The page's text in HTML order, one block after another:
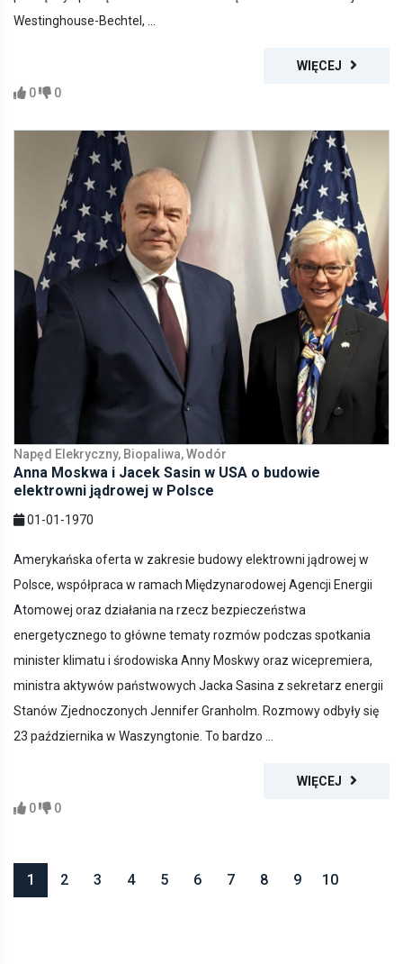
Westinghouse-Bechtel, ...
WIĘCEJ
0
0
Napęd Elekryczny, Biopaliwa, Wodór
Anna Moskwa i Jacek Sasin w USA o budowie
elektrowni jądrowej w Polsce
01-01-1970
Amerykańska oferta w zakresie budowy elektrowni jądrowej w
Polsce, współpraca w ramach Międzynarodowej Agencji Energii
Atomowej oraz działania na rzecz bezpieczeństwa
energetycznego to główne tematy rozmów podczas spotkania
minister klimatu i środowiska Anny Moskwy oraz wicepremiera,
ministra aktywów państwowych Jacka Sasina z sekretarz energii
Stanów Zjednoczonych Jennifer Granholm. Rozmowy odbyły się
23 października w Waszyngtonie. To bardzo ...
WIĘCEJ
0
0
1 2 3 4 5 6 7 8 9 10